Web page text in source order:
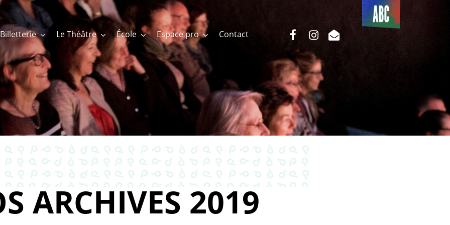
Billetterie Le Théâtre École Espace pro Contact
Du côté
de l’ABC
facebookinstagram
email
ARCHIVES 2019